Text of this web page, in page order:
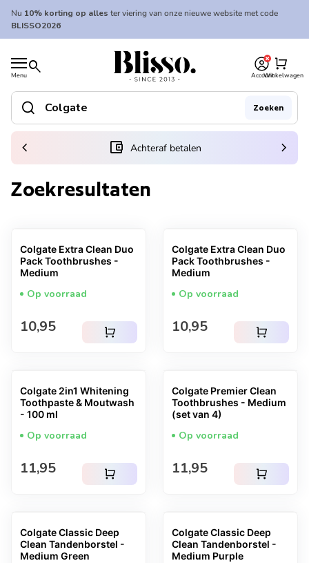
Overslaan naar inhoud
Nu 10% korting op alles ter viering van onze nieuwe website met code
BLISSO2026
Menu search
Home
AccountWinkelwagen
shopping_cart
Home
Zoek op"
search Zoeken
(link opent in nieuw tabblad/venster)
account_balance_wallet Achteraf betalen
chevron_left chevron_right
Zoekresultaten
Colgate Extra Clean Duo
Pack Toothbrushes -
Medium
Op voorraad
Normale prijs
10,95 shopping_cart
Colgate Extra Clean Duo
Pack Toothbrushes -
Medium
Op voorraad
Normale prijs
10,95 shopping_cart
Colgate 2in1 Whitening
Toothpaste & Moutwash
- 100 ml
Op voorraad
Normale prijs
11,95 shopping_cart
Colgate Premier Clean
Toothbrushes - Medium
(set van 4)
Op voorraad
Normale prijs
11,95 shopping_cart
Colgate Classic Deep
Clean Tandenborstel -
Medium Green
Colgate Classic Deep
Clean Tandenborstel -
Medium Purple